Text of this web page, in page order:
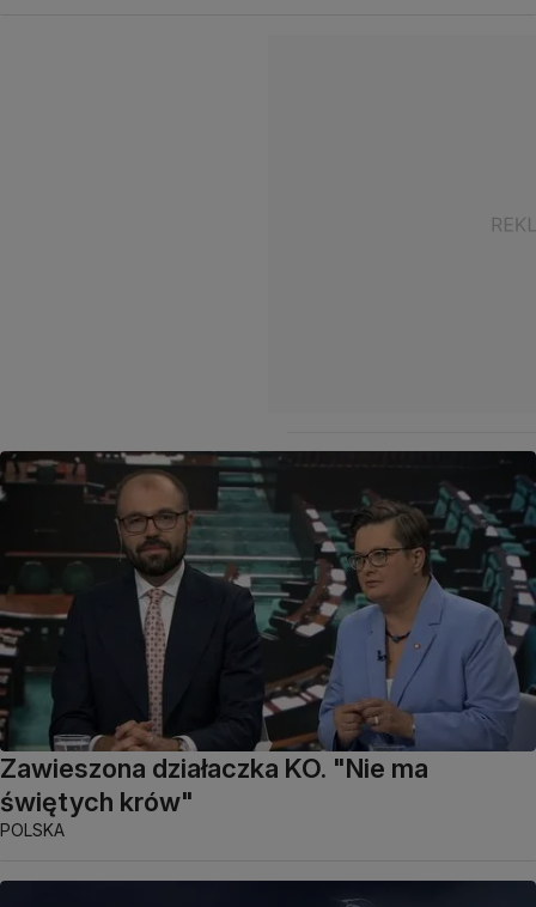
Zawieszona działaczka KO. "Nie ma
świętych krów"
POLSKA